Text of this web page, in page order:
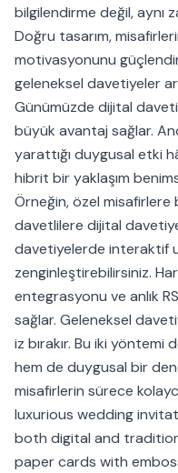
bilgilendirme değil, aynı
Doğru tasarım,
motivasyonunu
geleneksel davetiyeler
Günümüzde dijital
büyük avantaj sağlar.
yarattığı duygusal etki
hibrit bir yaklaşım
Örneğin, özel misafirlere
davetlilere dijital
davetiyelerde interaktif
zenginleştirebilirsiniz.
entegrasyonu ve anlık
sağlar. Geleneksel
iz bırakır. Bu iki yöntemi
hem de duygusal bir
misafirlerin sürece
luxurious wedding
both digital and
paper cards with